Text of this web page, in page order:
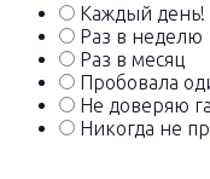
Каждый день!
Раз в неделю
Раз в месяц
Пробовала
Не доверяю
Никогда не